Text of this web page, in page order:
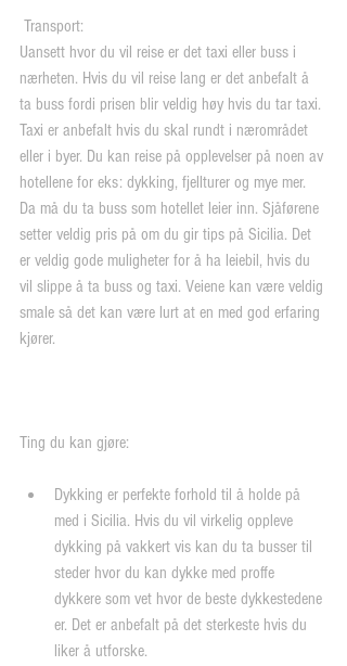
Transport:
Uansett hvor du vil reise er det taxi eller buss i
nærheten. Hvis du vil reise lang er det anbefalt å
ta buss fordi prisen blir veldig høy hvis du tar taxi.
Taxi er anbefalt hvis du skal rundt i nærområdet
eller i byer. Du kan reise på opplevelser på noen av
hotellene for eks: dykking, fjellturer og mye mer.
Da må du ta buss som hotellet leier inn. Sjåførene
setter veldig pris på om du gir tips på Sicilia. Det
er veldig gode muligheter for å ha leiebil, hvis du
vil slippe å ta buss og taxi. Veiene kan være veldig
smale så det kan være lurt at en med god erfaring
kjører.
Ting du kan gjøre:
Dykking er perfekte forhold til å holde på
med i Sicilia. Hvis du vil virkelig oppleve
dykking på vakkert vis kan du ta busser til
steder hvor du kan dykke med proffe
dykkere som vet hvor de beste dykkestedene
er. Det er anbefalt på det sterkeste hvis du
liker å utforske.